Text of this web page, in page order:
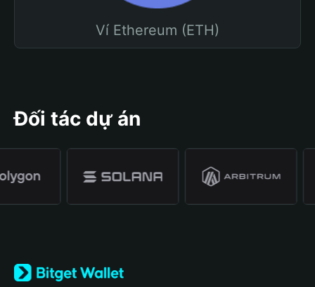
Ví Ethereum (ETH)
Đối tác dự án